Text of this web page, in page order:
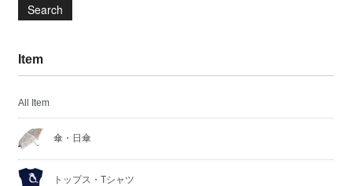
Search
Item
All Item
傘・日傘
トップス・Tシャツ